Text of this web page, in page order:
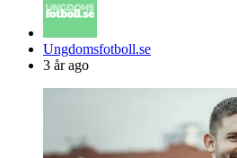
Posted
by
Ungdomsfotboll.se
3 år ago